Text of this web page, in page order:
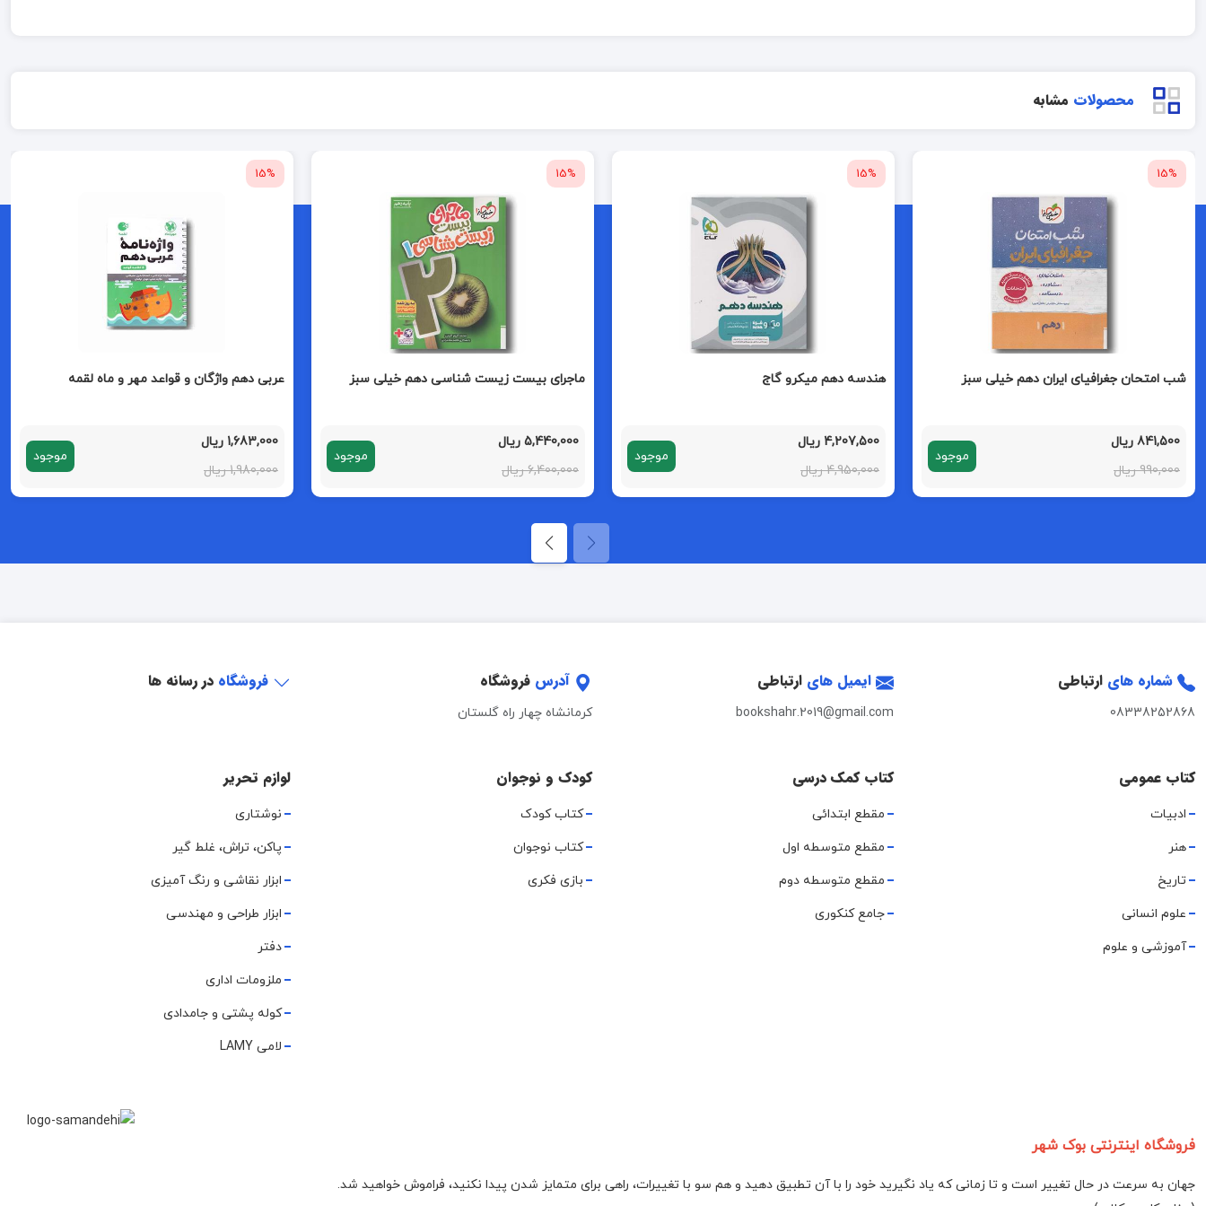
محصولات مشابه
15%
شب امتحان جغرافیای ایران دهم خیلی سبز
841,500 ریال
990,000 ریال
موجود
15%
هندسه دهم میکرو گاج
4,207,500 ریال
4,950,000 ریال
موجود
15%
ماجرای بیست زیست شناسی دهم خیلی سبز
5,440,000 ریال
6,400,000 ریال
موجود
15%
عربی دهم واژگان و قواعد مهر و ماه لقمه
1,683,000 ریال
1,980,000 ریال
موجود
شماره های ارتباطی
08338252868
ایمیل های ارتباطی
bookshahr.2019@gmail.com
آدرس فروشگاه
کرمانشاه چهار راه گلستان
فروشگاه در رسانه ها
کتاب عمومی
ادبیات
هنر
تاریخ
علوم انسانی
آموزشی و علوم
کتاب کمک درسی
مقطع ابتدائی
مقطع متوسطه اول
مقطع متوسطه دوم
جامع کنکوری
کودک و نوجوان
کتاب کودک
کتاب نوجوان
بازی فکری
لوازم تحریر
نوشتاری
پاکن، تراش، غلط گیر
ابزار نقاشی و رنگ آمیزی
ابزار طراحی و مهندسی
دفتر
ملزومات اداری
کوله پشتی و جامدادی
لامی LAMY
فروشگاه اینترنتی بوک شهر
جهان به سرعت در حال تغییر است و تا زمانی که یاد نگیرید خود را با آن تطبیق دهید و هم سو با تغییرات، راهی برای متمایز شدن پیدا نکنید، فراموش خواهید شد.